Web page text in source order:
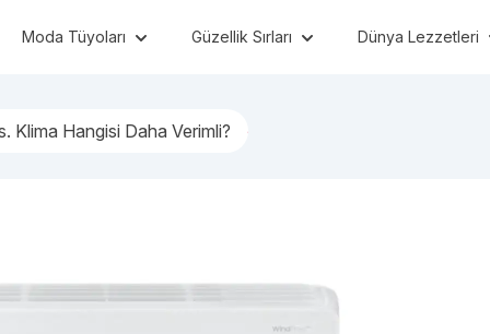
Moda Tüyoları Güzellik Sırları Dünya Lezzetleri
Klima Hangisi Daha Verimli?